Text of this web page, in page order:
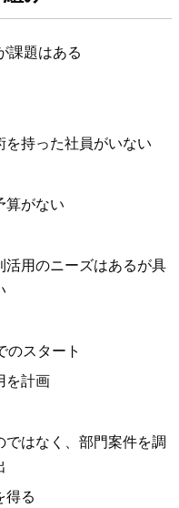
課題はある
持った社員がいない
算がない
用のニーズはあるが具
のスタート
を計画
はなく、部門案件を調
得る